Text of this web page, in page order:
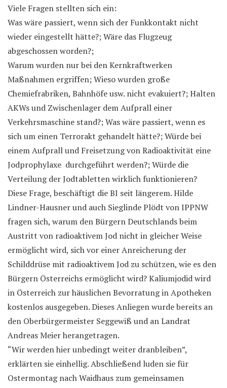
Viele Fragen stellten sich ein:
Was wäre passiert, wenn sich der Funkkontakt nicht
wieder eingestellt hätte?; Wäre das Flugzeug
abgeschossen worden?;
Warum wurden nur bei den Kernkraftwerken
Maßnahmen ergriffen; Wieso wurden große
Chemiefrabriken, Bahnhöfe usw. nicht evakuiert?; Halten
AKWs und Zwischenlager dem Aufprall einer
Verkehrsmaschine stand?; Was wäre passiert, wenn es
sich um einen Terrorakt gehandelt hätte?; Würde bei
einem Aufprall und Freisetzung von Radioaktivität eine
Jodprophylaxe durchgeführt werden?; Würde die
Verteilung der Jodtabletten wirklich funktionieren?
Diese Frage, beschäftigt die BI seit längerem. Hilde
Lindner-Hausner und auch Sieglinde Plödt von IPPNW
fragen sich, warum den Bürgern Deutschlands beim
Austritt von radioaktivem Jod nicht in gleicher Weise
ermöglicht wird, sich vor einer Anreicherung der
Schilddrüse mit radioaktivem Jod zu schützen, wie es den
Bürgern Österreichs ermöglicht wird? Kaliumjodid wird
in Österreich zur häuslichen Bevorratung in Apotheken
kostenlos ausgegeben. Dieses Anliegen wurde bereits an
den Oberbürgermeister Seggewiß und an Landrat
Andreas Meier herangetragen.
“Wir werden hier unbedingt weiter dranbleiben”,
erklärten sie einhellig. Abschließend luden sie für
Ostermontag nach Waidhaus zum gemeinsamen